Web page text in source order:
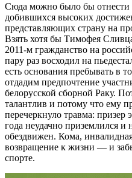
Сюда можно было бы отнести
добившихся высоких
представляющих страну на
Взять хотя бы Тимофея
2011-м гражданство на
пару раз восходил на
есть основания пребывать в
отдадим предпочтение
белорусской сборной Раку.
талантлив и потому что ему
перечеркнуло травма: призер
года неудачно приземлился и
обездвижен. Кома,
возвращение к жизни — и
спорте.